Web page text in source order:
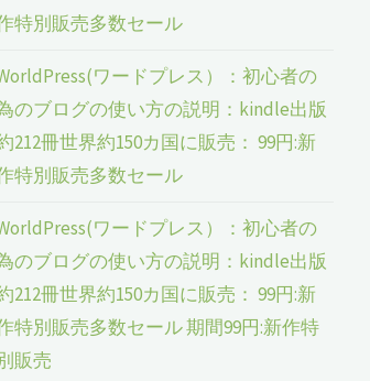
特別販売多数セール
ワードプレス）：初心者の
のブログの使い方の説明：kindle出版
212冊世界約150カ国に販売： 99円:新
特別販売多数セール
ワードプレス）：初心者の
のブログの使い方の説明：kindle出版
212冊世界約150カ国に販売： 99円:新
特別販売多数セール 期間99円:新作特
販売